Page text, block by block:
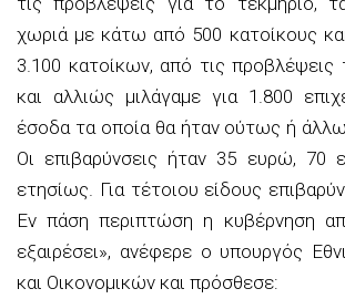
χωριά με κάτω από 500 κατοίκους
3.100 κατοίκων, από τις προβλέψεις
και αλλιώς μιλάγαμε για 1.800
έσοδα τα οποία θα ήταν ούτως ή
Οι επιβαρύνσεις ήταν 35 ευρώ, 70
ετησίως. Για τέτοιου είδους
Εν πάση περιπτώση η κυβέρνηση
εξαιρέσει», ανέφερε ο υπουργός
και Οικονομικών και πρόσθεσε: